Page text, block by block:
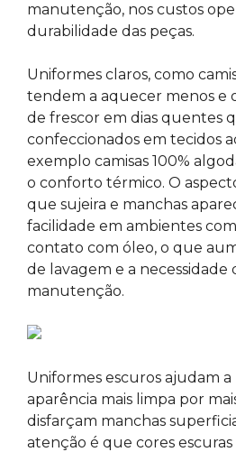
manutenção, nos custos
durabilidade das peças.
Uniformes claros, como
tendem a aquecer menos e
de frescor em dias quentes
confeccionados em tecidos
exemplo camisas 100%
o conforto térmico. O
que sujeira e manchas
facilidade em ambientes
contato com óleo, o que
de lavagem e a necessidade
manutenção.
Uniformes escuros ajudam
aparência mais limpa por
disfarçam manchas
atenção é que cores